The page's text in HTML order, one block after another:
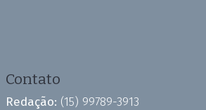
Contato
Redação: (15) 99789-3913